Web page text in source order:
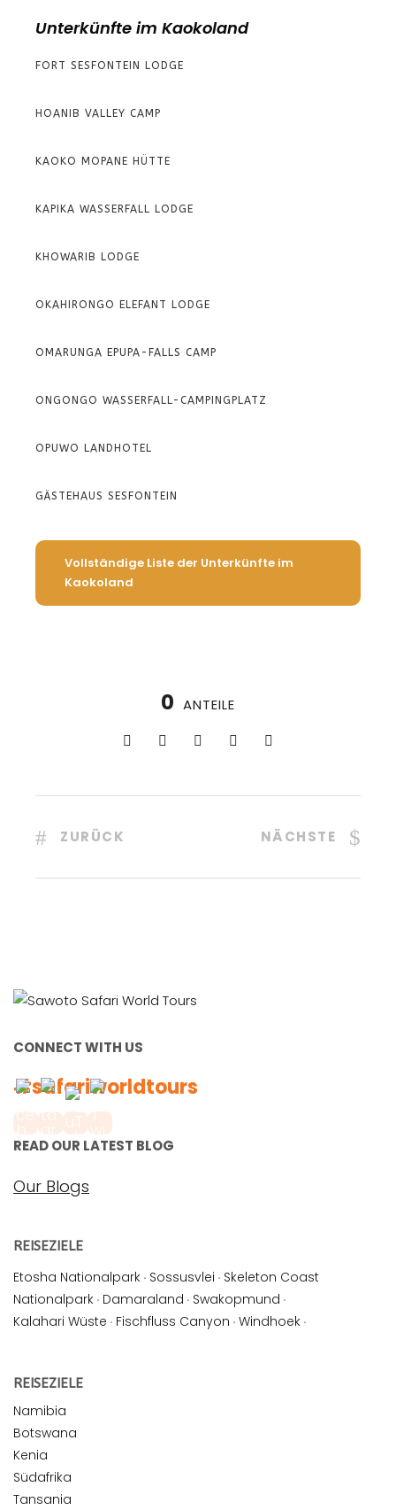
Unterkünfte im Kaokoland
FORT SESFONTEIN LODGE
HOANIB VALLEY CAMP
KAOKO MOPANE HÜTTE
KAPIKA WASSERFALL LODGE
KHOWARIB LODGE
OKAHIRONGO ELEFANT LODGE
OMARUNGA EPUPA-FALLS CAMP
ONGONGO WASSERFALL-CAMPINGPLATZ
OPUWO LANDHOTEL
GÄSTEHAUS SESFONTEIN
Vollständige Liste der Unterkünfte im
Kaokoland
0 ANTEILE
ZURÜCK NÄCHSTE
CONNECT WITH US
#safariworldtours
READ OUR LATEST BLOG
Our Blogs
REISEZIELE
Etosha Nationalpark · Sossusvlei · Skeleton Coast
Nationalpark · Damaraland · Swakopmund ·
Kalahari Wüste · Fischfluss Canyon · Windhoek ·
REISEZIELE
Namibia
Botswana
Kenia
Südafrika
Tansania